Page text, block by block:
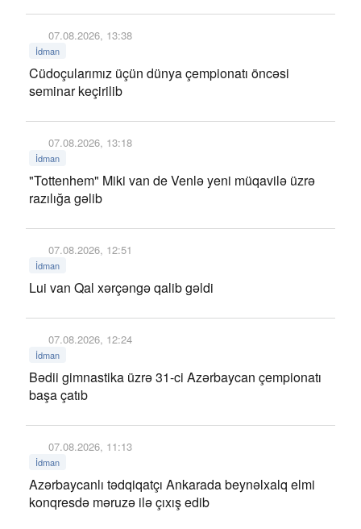
07.08.2026, 13:38
İdman
Cüdoçularımız üçün dünya çempionatı öncəsi
seminar keçirilib
07.08.2026, 13:18
İdman
"Tottenhem" Miki van de Venlə yeni müqavilə üzrə
razılığa gəlib
07.08.2026, 12:51
İdman
Lui van Qal xərçəngə qalib gəldi
07.08.2026, 12:24
İdman
Bədii gimnastika üzrə 31-ci Azərbaycan çempionatı
başa çatıb
07.08.2026, 11:13
İdman
Azərbaycanlı tədqiqatçı Ankarada beynəlxalq elmi
konqresdə məruzə ilə çıxış edib